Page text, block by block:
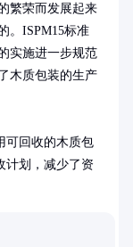
繁荣而发展起来
。ISPM15标准
实施进一步规范
木质包装的生产
可回收的木质包
计划，减少了资